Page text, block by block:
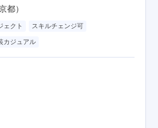
都）
ェクト スキルチェンジ可
カジュアル